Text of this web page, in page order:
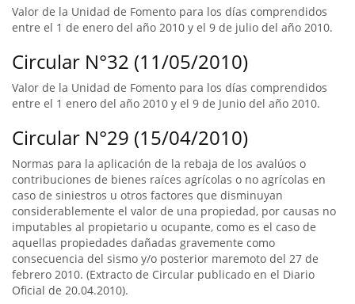
Valor de la Unidad de Fomento para los días comprendidos
entre el 1 de enero del año 2010 y el 9 de julio del año 2010.
Circular N°32 (11/05/2010)
Valor de la Unidad de Fomento para los días comprendidos
entre el 1 enero del año 2010 y el 9 de Junio del año 2010.
Circular N°29 (15/04/2010)
Normas para la aplicación de la rebaja de los avalúos o
contribuciones de bienes raíces agrícolas o no agrícolas en
caso de siniestros u otros factores que disminuyan
considerablemente el valor de una propiedad, por causas no
imputables al propietario u ocupante, como es el caso de
aquellas propiedades dañadas gravemente como
consecuencia del sismo y/o posterior maremoto del 27 de
febrero 2010. (Extracto de Circular publicado en el Diario
Oficial de 20.04.2010).